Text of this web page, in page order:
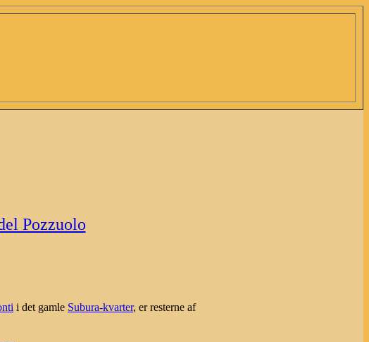
Pozzuolo
i det gamle Subura-kvarter, er resterne af